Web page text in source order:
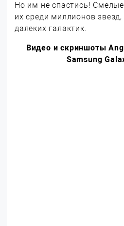
Но им не спастись!
их среди миллионов
далеких галактик.
Видео и скриншоты
Samsung